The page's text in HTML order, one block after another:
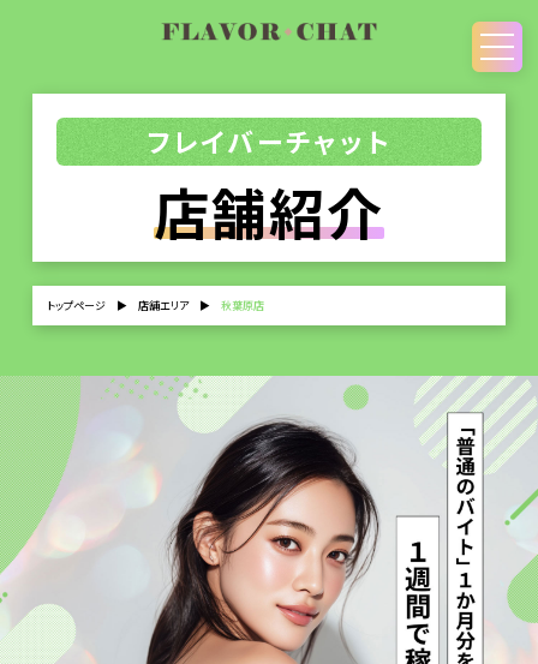
フレイバーチャット
店舗紹介
トップページ▶ 店舗エリア▶ 秋葉原店